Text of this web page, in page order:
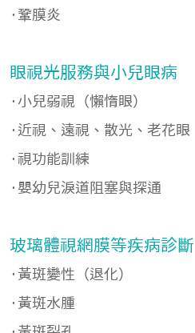
·鞏膜炎
眼視光服務與小兒眼病
·小兒弱視（懶惰眼）
·近視、遠視、散光、老花眼
·視功能訓練
·嬰幼兒淚道阻塞與探通
玻璃體視網膜等疾病診斷
·黃斑變性（退化）
·黃斑水腫